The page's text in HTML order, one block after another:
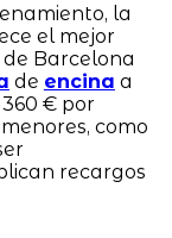
la
el mejor
Barcelona
de encina a
€ por
como
recargos